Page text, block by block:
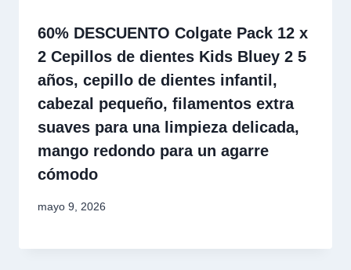
60% DESCUENTO Colgate Pack 12 x
2 Cepillos de dientes Kids Bluey 2 5
años, cepillo de dientes infantil,
cabezal pequeño, filamentos extra
suaves para una limpieza delicada,
mango redondo para un agarre
cómodo
mayo 9, 2026